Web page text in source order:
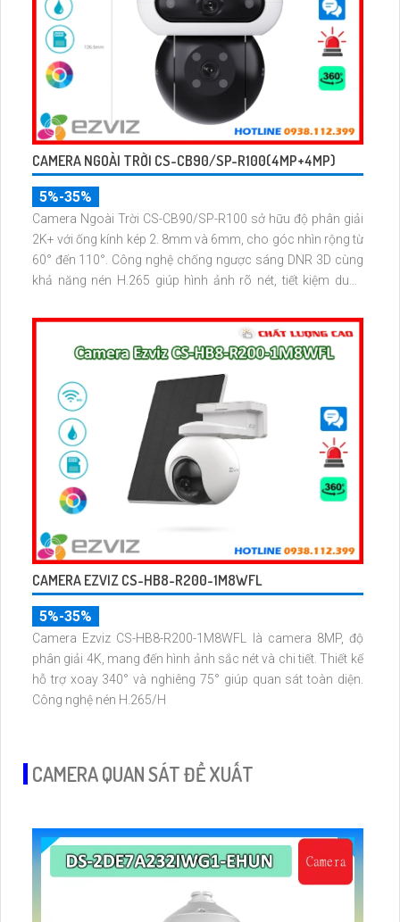
CAMERA NGOÀI TRỜI CS-CB90/SP-R100(4MP+4MP)
5%-35%
Camera Ngoài Trời CS-CB90/SP-R100 sở hữu độ phân giải
2K+ với ống kính kép 2. 8mm và 6mm, cho góc nhìn rộng từ
60° đến 110°. Công nghệ chống ngược sáng DNR 3D cùng
khả năng nén H.265 giúp hình ảnh rõ nét, tiết kiệm dung
CAMERA EZVIZ CS-HB8-R200-1M8WFL
5%-35%
Camera Ezviz CS-HB8-R200-1M8WFL là camera 8MP, độ
phân giải 4K, mang đến hình ảnh sắc nét và chi tiết. Thiết kế
hỗ trợ xoay 340° và nghiêng 75° giúp quan sát toàn diện.
Công nghệ nén H.265/H
CAMERA QUAN SÁT ĐỀ XUẤT